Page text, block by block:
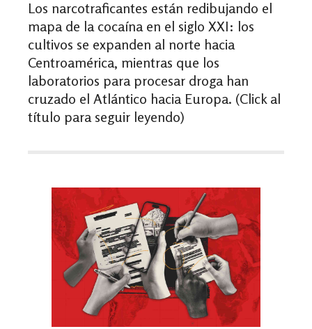
Los narcotraficantes están redibujando el
mapa de la cocaína en el siglo XXI: los
cultivos se expanden al norte hacia
Centroamérica, mientras que los
laboratorios para procesar droga han
cruzado el Atlántico hacia Europa. (Click al
título para seguir leyendo)